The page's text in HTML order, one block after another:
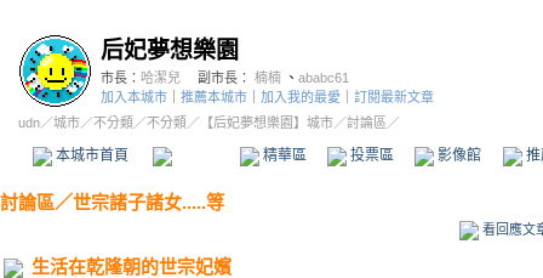
后妃夢想樂園
市長： 哈潔兒 副市長： 楠楠 、 ababc61
加入本城市
推薦本城市 加入我的最愛
訂閱最新文章
udn／城市／不分類 ／不分類 ／ 【后妃夢想樂園】城市／討論區／
本城市首頁 精華區 投票區 影像館
討論區／世宗諸子諸女.....等
看回應文
生活在乾隆朝的世宗妃嬪